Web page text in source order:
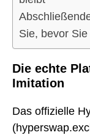
Sie, bevor
Die echte
Imitation
Das offizielle